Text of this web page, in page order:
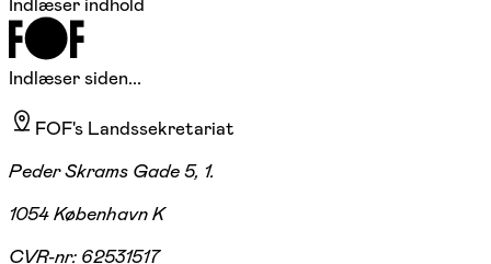
Indlæser siden...
FOF's Landssekretariat
Peder Skrams Gade 5, 1.
1054 København K
CVR-nr: 62531517